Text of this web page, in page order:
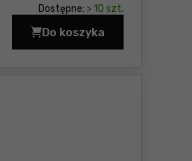
Dostępne: > 10 szt.
Do koszyka
Nożyce do żywopłotu